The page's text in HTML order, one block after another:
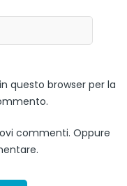
questo browser per la
commenti. Oppure